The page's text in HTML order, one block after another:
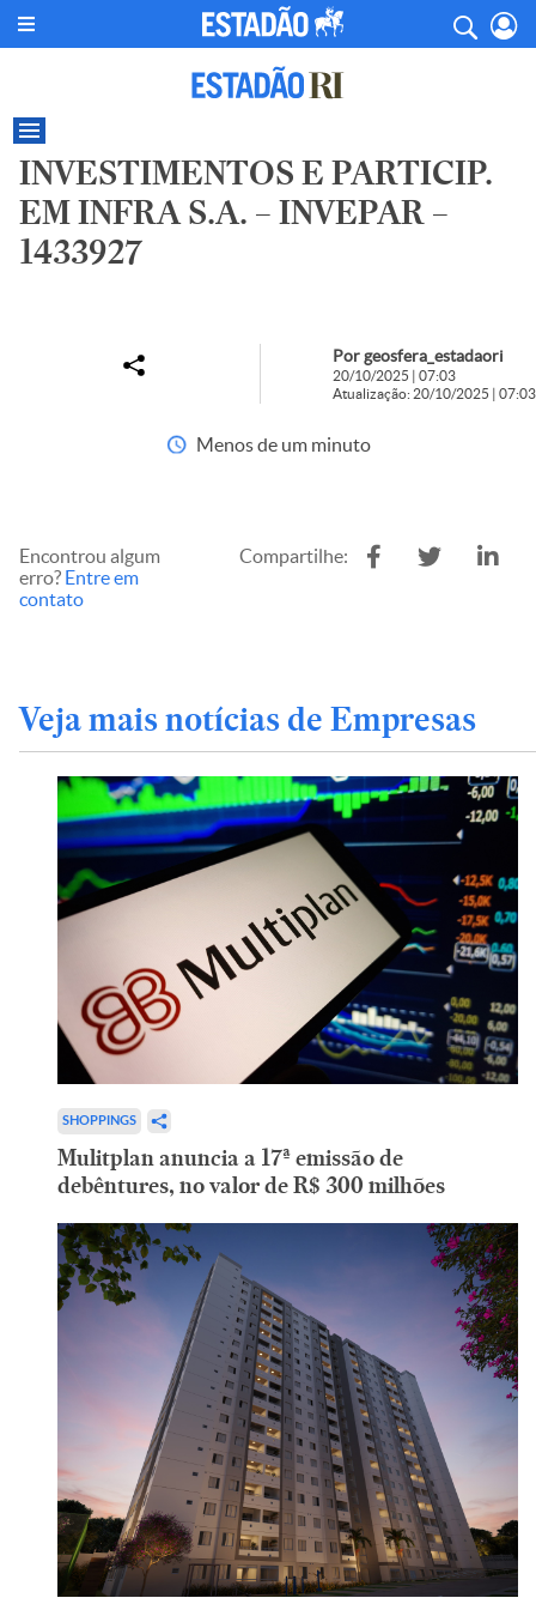
INVESTIMENTOS E PARTICIP.
EM INFRA S.A. – INVEPAR –
1433927
Por geosfera_estadaori
20/10/2025 | 07:03
Atualização: 20/10/2025 | 07:03
Menos de um minuto
Encontrou algum
erro? Entre em
contato
Compartilhe:
Veja mais notícias de Empresas
SHOPPINGS
Mulitplan anuncia a 17ª emissão de
debêntures, no valor de R$ 300 milhões